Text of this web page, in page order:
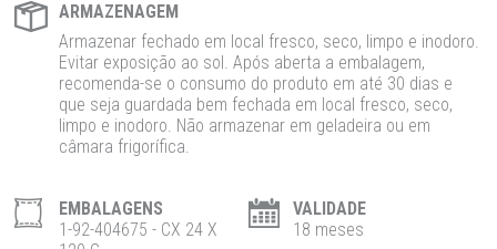
ARMAZENAGEM
Armazenar fechado em local fresco, seco, limpo e inodoro.
Evitar exposição ao sol. Após aberta a embalagem,
recomenda-se o consumo do produto em até 30 dias e
que seja guardada bem fechada em local fresco, seco,
limpo e inodoro. Não armazenar em geladeira ou em
câmara frigorífica.
EMBALAGENS
1-92-404675 - CX 24 X
VALIDADE
18 meses